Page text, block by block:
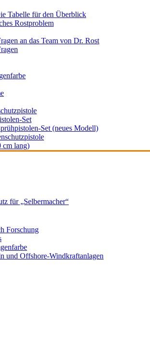
Tabelle für den Überblick
Rostproblem
an das Team von Dr. Rost
Set
Set (neues Modell)
cm lang)
für „Selbermacher“
Forschung
und Offshore-Windkraftanlagen